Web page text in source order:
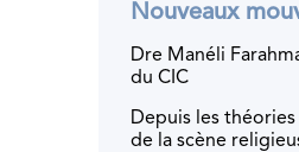
Nouveaux
Dre Manéli
du CIC
Depuis les
de la scène